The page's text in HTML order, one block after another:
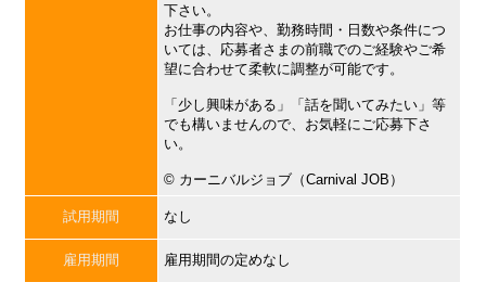
下さい。
お仕事の内容や、勤務時間・日数や条件につ
いては、応募者さまの前職でのご経験やご希
望に合わせて柔軟に調整が可能です。
「少し興味がある」「話を聞いてみたい」等
でも構いませんので、お気軽にご応募下さ
い。
©︎ カーニバルジョブ（Carnival JOB）
試用期間 なし
雇用期間 雇用期間の定めなし